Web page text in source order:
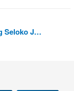
Seloko J…